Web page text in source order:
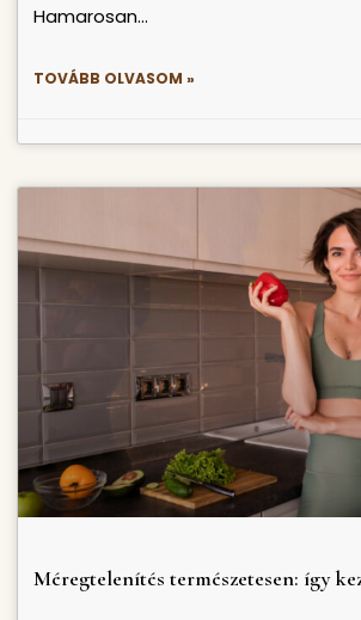
Hamarosan…
TOVÁBB OLVASOM »
Méregtelenítés természetesen: így